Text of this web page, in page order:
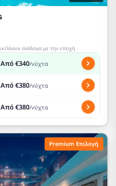
ανάλογα με την εποχή
Από €340/νύχτα
Από €380/νύχτα
Από €380/νύχτα
Premium Επιλογή